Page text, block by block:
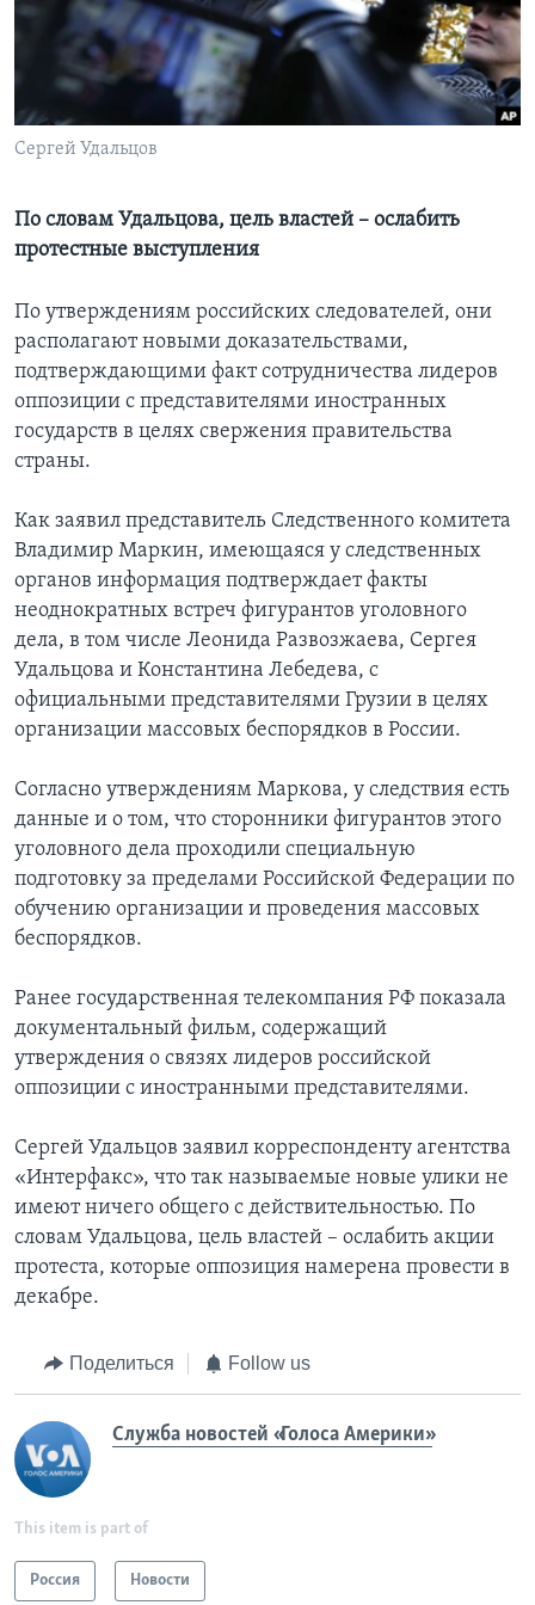
Learning English
Языки
Сергей Удальцов
По словам Удальцова, цель властей – ослабить
протестные выступления
По утверждениям российских следователей, они
располагают новыми доказательствами,
подтверждающими факт сотрудничества лидеров
оппозиции с представителями иностранных
государств в целях свержения правительства
страны.
Как заявил представитель Следственного комитета
Владимир Маркин, имеющаяся у следственных
органов информация подтверждает факты
неоднократных встреч фигурантов уголовного
дела, в том числе Леонида Развозжаева, Сергея
Удальцова и Константина Лебедева, с
официальными представителями Грузии в целях
организации массовых беспорядков в России.
Согласно утверждениям Маркова, у следствия есть
данные и о том, что сторонники фигурантов этого
уголовного дела проходили специальную
подготовку за пределами Российской Федерации по
обучению организации и проведения массовых
беспорядков.
Ранее государственная телекомпания РФ показала
документальный фильм, содержащий
утверждения о связях лидеров российской
оппозиции с иностранными представителями.
Сергей Удальцов заявил корреспонденту агентства
«Интерфакс», что так называемые новые улики не
имеют ничего общего с действительностью. По
словам Удальцова, цель властей – ослабить акции
протеста, которые оппозиция намерена провести в
декабре.
Поделиться Follow us
Служба новостей «Голоса Америки»
This item is part of
Россия Новости